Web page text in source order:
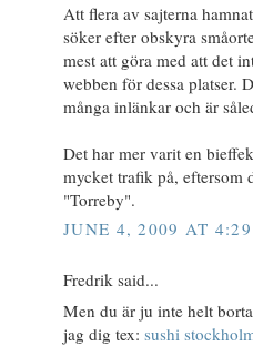
Att flera av sajterna
söker efter obskyra
mest att göra med att det
webben för dessa platser.
många inlänkar och är
Det har mer varit en
mycket trafik på, eftersom
"Torreby".
JUNE 4, 2009 AT 4:29
Fredrik said...
Men du är ju inte helt
jag dig tex: sushi